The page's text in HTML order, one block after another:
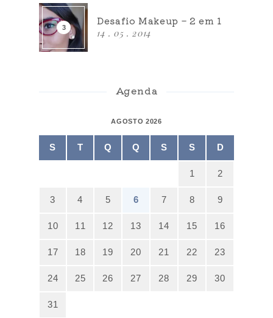
Desafio Makeup – 2 em 1
14 . 05 . 2014
Agenda
AGOSTO 2026
S T Q Q S S D
1 2
3 4 5 6 7 8 9
10 11 12 13 14 15 16
17 18 19 20 21 22 23
24 25 26 27 28 29 30
31